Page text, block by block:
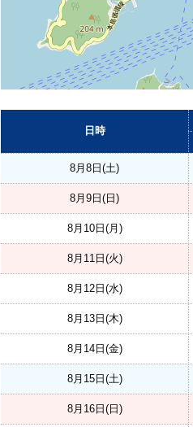
日時
8月8日(土)
8月9日(日)
8月10日(月)
8月11日(火)
8月12日(水)
8月13日(木)
8月14日(金)
8月15日(土)
8月16日(日)